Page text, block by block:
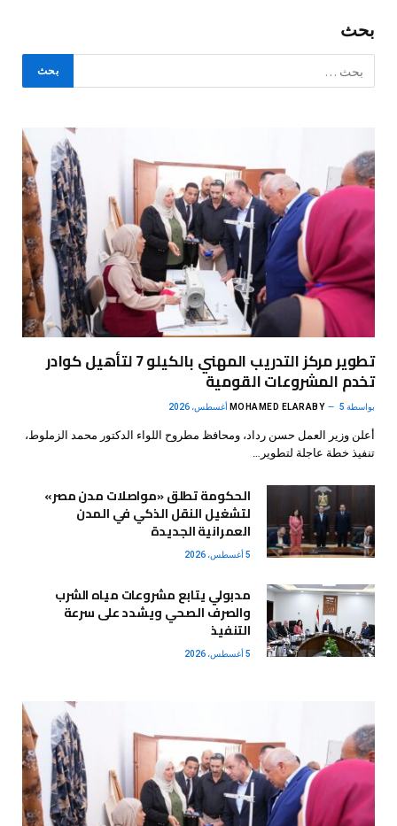
بحث
تطوير مركز التدريب المهني بالكيلو 7 لتأهيل كوادر
تخدم المشروعات القومية
بواسطة MOHAMED ELARABY 5 أغسطس، 2026
أعلن وزير العمل حسن رداد، ومحافظ مطروح اللواء الدكتور محمد الزملوط،
تنفيذ خطة عاجلة لتطوير…
الحكومة تطلق «مواصلات مدن مصر»
لتشغيل النقل الذكي في المدن
العمرانية الجديدة
5 أغسطس، 2026
مدبولي يتابع مشروعات مياه الشرب
والصرف الصحي ويشدد على سرعة
التنفيذ
5 أغسطس، 2026